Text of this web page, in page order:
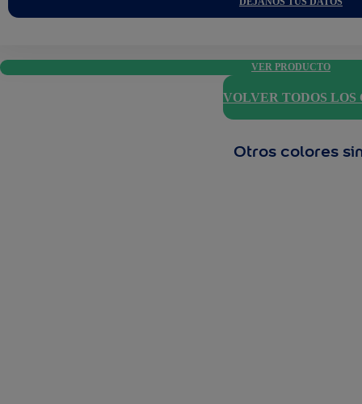
VER PRODUCTO
VOLVER TODOS LOS
Otros colores